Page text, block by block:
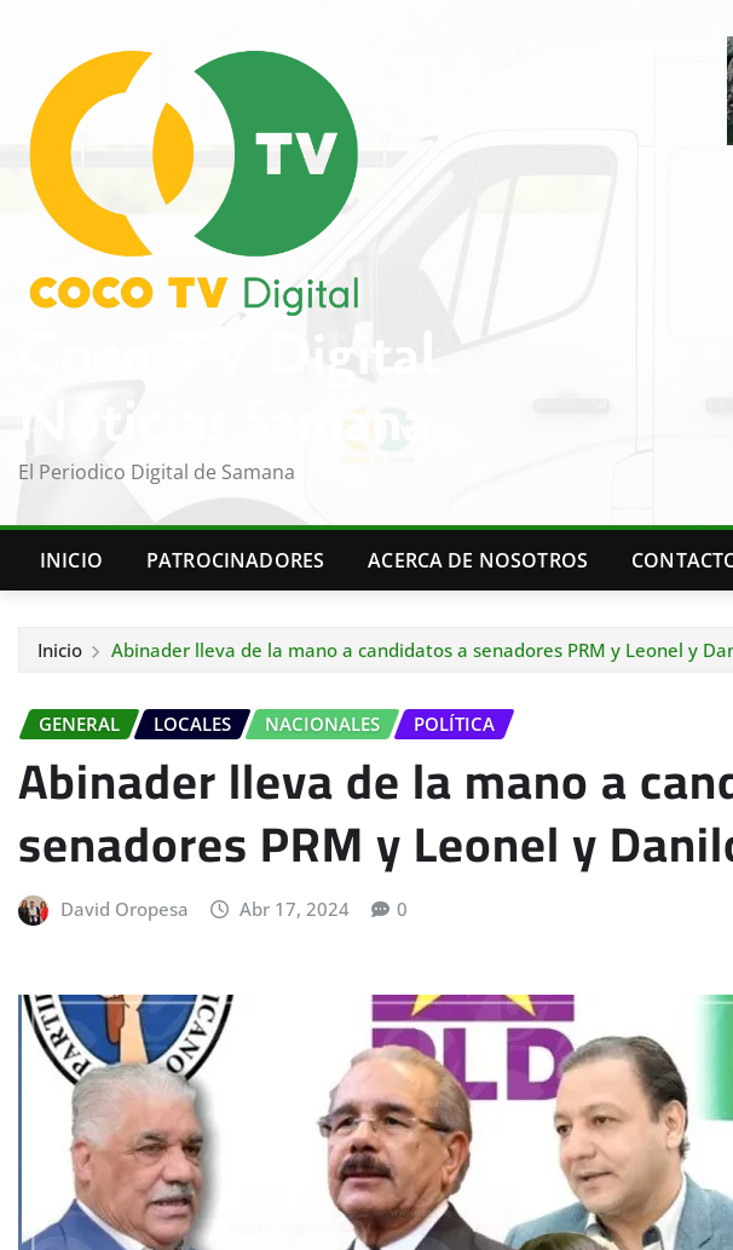
contenido
Noticias Samana
El Periodico Digital de Samana
INICIO PATROCINADORES ACERCA DE NOSOTROS
Inicio Abinader lleva de la mano a candidatos a senadores PRM y Leonel y
GENERAL LOCALES NACIONALES POLÍTICA
Abinader lleva de la mano a
senadores PRM y Leonel y
David Oropesa Abr 17, 2024 0